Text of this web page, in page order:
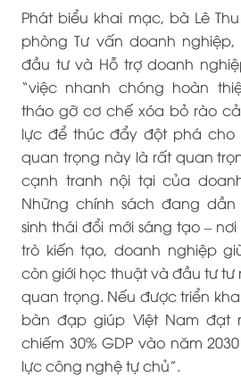
Phát biểu khai mạc, bà Lê
phòng Tư vấn doanh nghiệp,
đầu tư và Hỗ trợ doanh
“việc nhanh chóng hoàn
tháo gỡ cơ chế xóa bỏ rào
lực để thúc đẩy đột phá cho
quan trọng này là rất quan
cạnh tranh nội tại của
Những chính sách đang
sinh thái đổi mới sáng tạo –
trò kiến tạo, doanh nghiệp
còn giới học thuật và đầu tư
quan trọng. Nếu được triển
bàn đạp giúp Việt Nam đạt
chiếm 30% GDP vào năm
lực công nghệ tự chủ”.